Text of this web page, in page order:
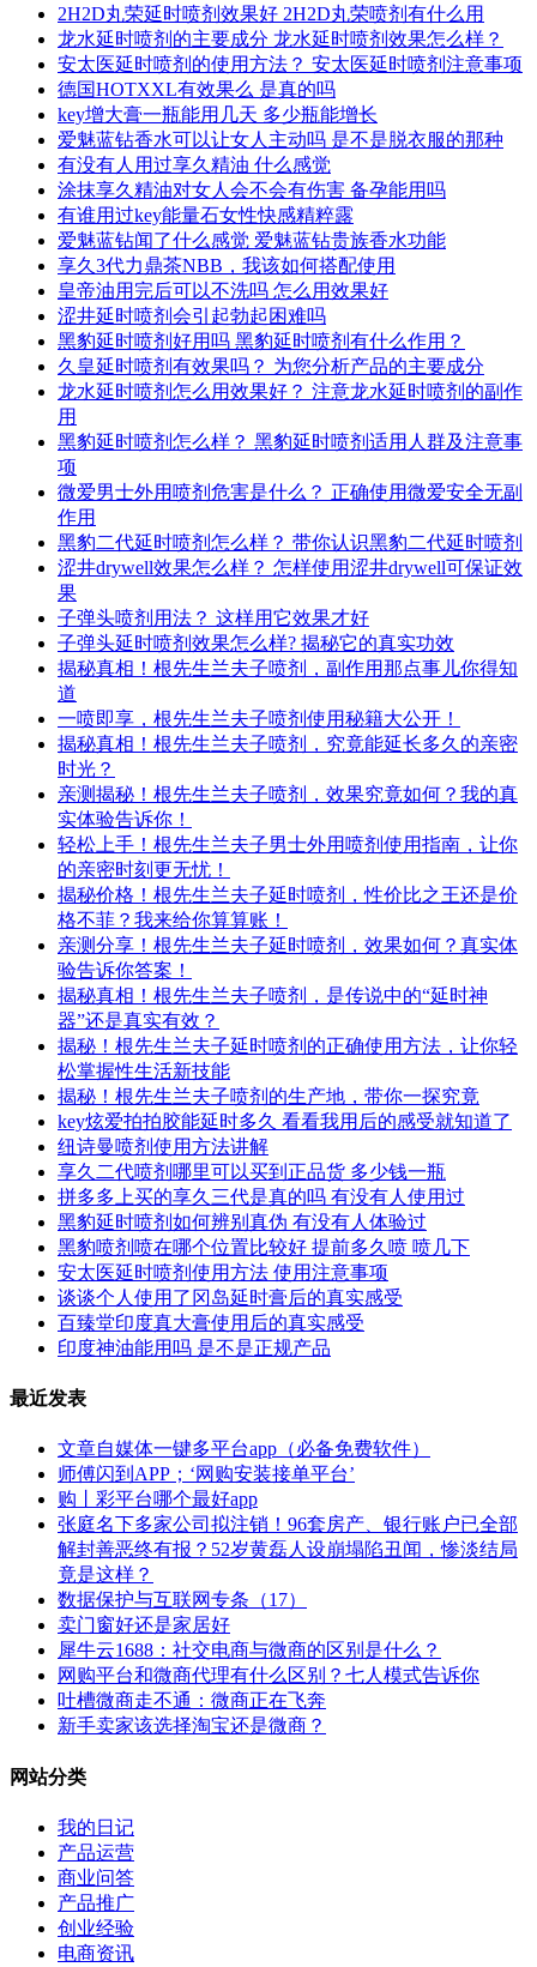
2H2D丸荣延时喷剂效果好 2H2D丸荣喷剂有什么用
龙水延时喷剂的主要成分 龙水延时喷剂效果怎么样？
安太医延时喷剂的使用方法？ 安太医延时喷剂注意事项
德国HOTXXL有效果么 是真的吗
key增大膏一瓶能用几天 多少瓶能增长
爱魅蓝钻香水可以让女人主动吗 是不是脱衣服的那种
有没有人用过享久精油 什么感觉
涂抹享久精油对女人会不会有伤害 备孕能用吗
有谁用过key能量石女性快感精粹露
爱魅蓝钻闻了什么感觉 爱魅蓝钻贵族香水功能
享久3代力鼎茶NBB，我该如何搭配使用
皇帝油用完后可以不洗吗 怎么用效果好
涩井延时喷剂会引起勃起困难吗
黑豹延时喷剂好用吗 黑豹延时喷剂有什么作用？
久皇延时喷剂有效果吗？ 为您分析产品的主要成分
龙水延时喷剂怎么用效果好？ 注意龙水延时喷剂的副作
用
黑豹延时喷剂怎么样？ 黑豹延时喷剂适用人群及注意事
项
微爱男士外用喷剂危害是什么？ 正确使用微爱安全无副
作用
黑豹二代延时喷剂怎么样？ 带你认识黑豹二代延时喷剂
涩井drywell效果怎么样？ 怎样使用涩井drywell可保证效
果
子弹头喷剂用法？ 这样用它效果才好
子弹头延时喷剂效果怎么样? 揭秘它的真实功效
揭秘真相！根先生兰夫子喷剂，副作用那点事儿你得知
道
一喷即享，根先生兰夫子喷剂使用秘籍大公开！
揭秘真相！根先生兰夫子喷剂，究竟能延长多久的亲密
时光？
亲测揭秘！根先生兰夫子喷剂，效果究竟如何？我的真
实体验告诉你！
轻松上手！根先生兰夫子男士外用喷剂使用指南，让你
的亲密时刻更无忧！
揭秘价格！根先生兰夫子延时喷剂，性价比之王还是价
格不菲？我来给你算算账！
亲测分享！根先生兰夫子延时喷剂，效果如何？真实体
验告诉你答案！
揭秘真相！根先生兰夫子喷剂，是传说中的“延时神
器”还是真实有效？
揭秘！根先生兰夫子延时喷剂的正确使用方法，让你轻
松掌握性生活新技能
揭秘！根先生兰夫子喷剂的生产地，带你一探究竟
key炫爱拍拍胶能延时多久 看看我用后的感受就知道了
纽诗曼喷剂使用方法讲解
享久二代喷剂哪里可以买到正品货 多少钱一瓶
拼多多上买的享久三代是真的吗 有没有人使用过
黑豹延时喷剂如何辨别真伪 有没有人体验过
黑豹喷剂喷在哪个位置比较好 提前多久喷 喷几下
安太医延时喷剂使用方法 使用注意事项
谈谈个人使用了冈岛延时膏后的真实感受
百臻堂印度真大膏使用后的真实感受
印度神油能用吗 是不是正规产品
最近发表
文章自媒体一键多平台app（必备免费软件）
师傅闪到APP；‘网购安装接单平台’
购丨彩平台哪个最好app
张庭名下多家公司拟注销！96套房产、银行账户已全部
解封善恶终有报？52岁黄磊人设崩塌陷丑闻，惨淡结局
竟是这样？
数据保护与互联网专条（17）
卖门窗好还是家居好
犀牛云1688：社交电商与微商的区别是什么？
网购平台和微商代理有什么区别？七人模式告诉你
吐槽微商走不通：微商正在飞奔
新手卖家该选择淘宝还是微商？
网站分类
我的日记
产品运营
商业问答
产品推广
创业经验
电商资讯